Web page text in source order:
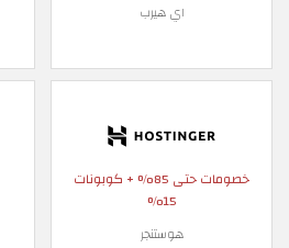
اي هيرب
خصومات حتى 85% + كوبونات
15%
هوستنجر